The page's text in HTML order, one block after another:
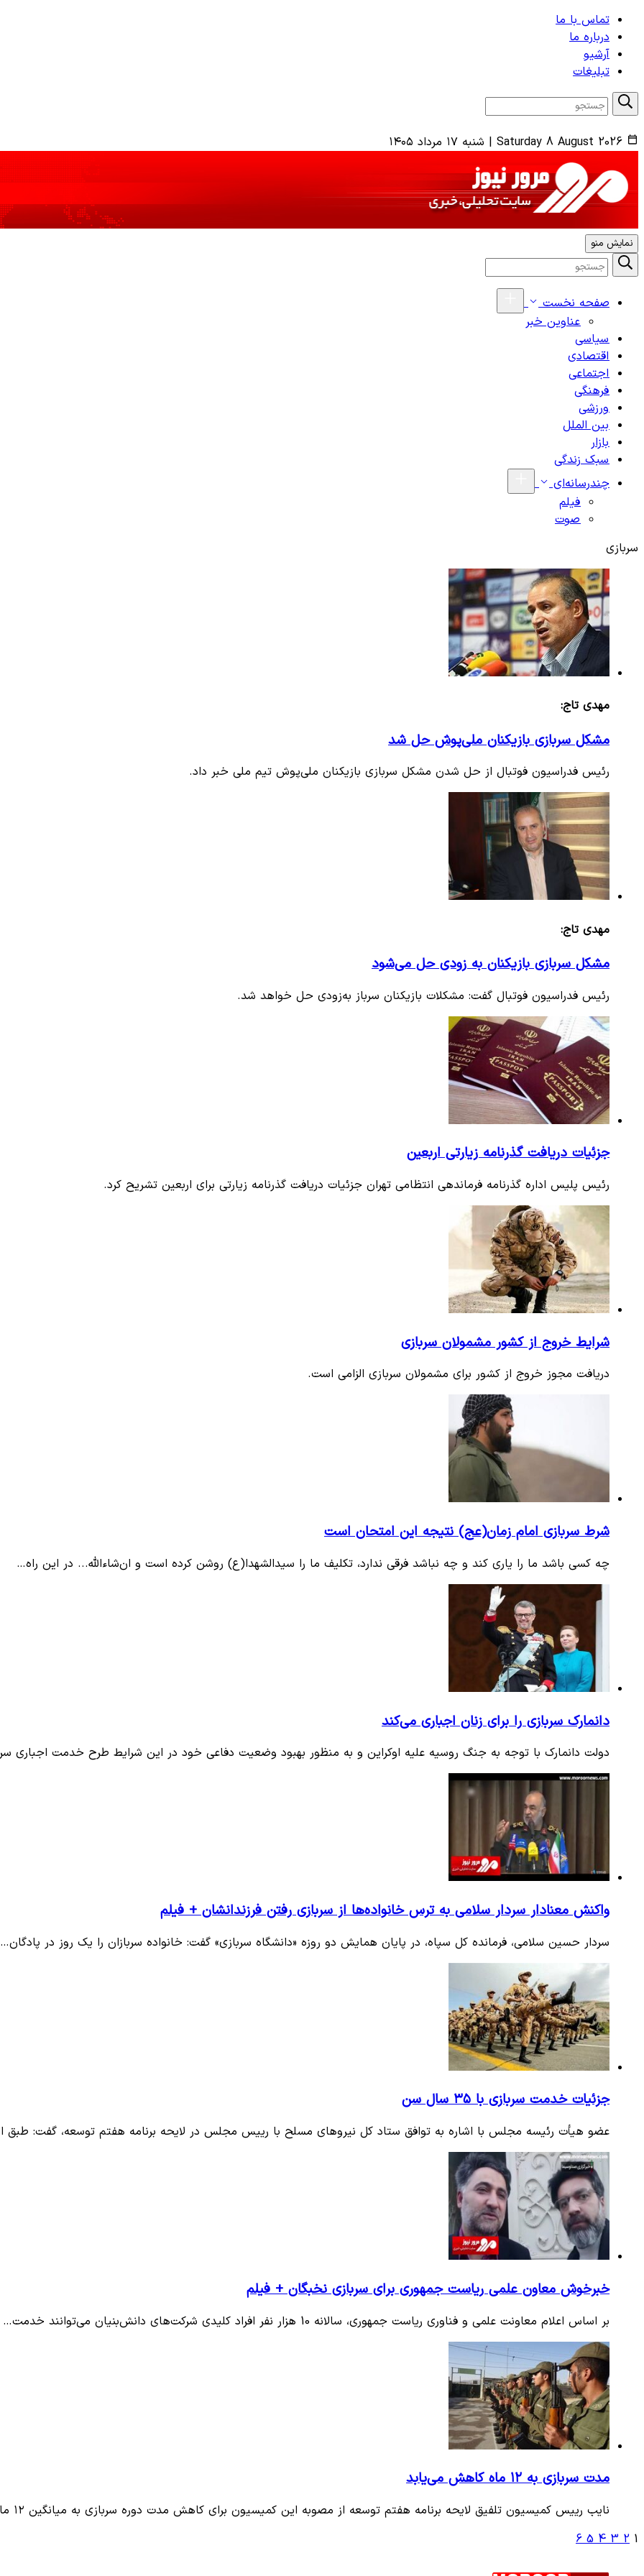
تماس با ما
درباره ما
آرشیو
تبلیغات
Saturday 8 August 2026
| شنبه ۱۷ مرداد ۱۴۰۵
نمایش منو
صفحه نخست
عناوین خبر
سیاسی
اقتصادی
اجتماعی
فرهنگی
ورزشی
بین الملل
بازار
سبک زندگی
چندرسانه‌ای
فیلم
صوت
سربازی
مهدی تاج:
مشکل سربازی بازیکنان ملی‌پوش حل شد
رئیس فدراسیون فوتبال از حل شدن مشکل سربازی بازیکنان ملی‌پوش تیم ملی خبر داد.
مهدی تاج:
مشکل سربازی بازیکنان به زودی حل می‌شود
رئیس فدراسیون فوتبال گفت: مشکلات بازیکنان سرباز به‌زودی حل خواهد شد.
جزئیات دریافت گذرنامه‌ زیارتی اربعین
رئیس پلیس اداره گذرنامه فرماندهی انتظامی تهران جزئیات دریافت گذرنامه‌ زیارتی برای اربعین تشریح کرد.
شرایط خروج از کشور مشمولان سربازی
دریافت مجوز خروج از کشور برای مشمولان سربازی الزامی است.
شرط سربازی امام زمان(عج) نتیجه این امتحان است
چه کسی باشد ما را یاری کند و چه نباشد فرقی ندارد، تکلیف ما را سیدالشهدا(ع) روشن کرده است و ان‌شاءالله... در این راه…
دانمارک سربازی را برای زنان اجباری می‌کند
دولت دانمارک با توجه به جنگ روسیه علیه اوکراین و به منظور بهبود وضعیت دفاعی خود در این شرایط طرح خدمت اجباری
واکنش معنادار سردار سلامی به ترس خانواده‌ها از سربازی رفتن فرزندانشان + فیلم
سردار حسین سلامی، فرمانده کل سپاه، در پایان همایش دو روزه «دانشگاه سربازی» گفت: خانواده سربازان را یک روز در پادگان…
جزئیات خدمت سربازی با ۳۵ سال سن
عضو هیأت رئیسه مجلس با اشاره به توافق ستاد کل نیروهای مسلح با رییس مجلس در لایحه برنامه هفتم توسعه، گفت: طبق
خبرخوش معاون علمی ریاست جمهوری برای سربازی نخبگان + فیلم
بر اساس اعلام معاونت علمی و فناوری ریاست جمهوری، سالانه 10 هزار نفر افراد کلیدی شرکت‌های دانش‌بنیان می‌توانند خدمت…
مدت سربازی به ۱۲ ماه کاهش می‌یابد
نایب‌ رییس کمیسیون تلفیق لایحه برنامه هفتم توسعه از مصوبه این کمیسیون برای کاهش مدت دوره سربازی به میانگین ۱۲ ماه خبر…
1
2
3
4
5
6